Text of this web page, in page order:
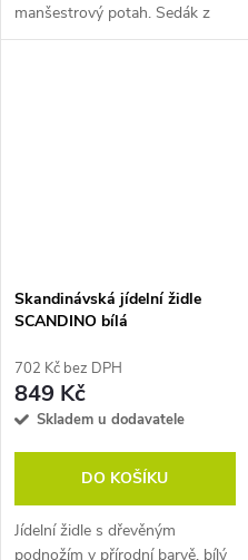
manšestrový potah. Sedák z
překližky 9 mm a vrstvou pěny
Skandinávská jídelní židle
SCANDINO bílá
702 Kč bez DPH
849 Kč
Skladem u dodavatele
DO KOŠÍKU
Jídelní židle s dřevěným
podnožím v přírodní barvě, bílý